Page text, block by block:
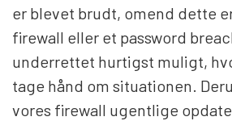
er blevet brudt, omend dette
firewall eller et password
underrettet hurtigst muligt,
tage hånd om situationen.
vores firewall ugentlige